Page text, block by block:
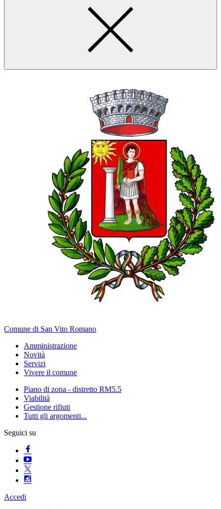
Comune di San Vito Romano
Amministrazione
Novità
Servizi
Vivere il comune
Piano di zona - distretto RM5.5
Viabilità
Gestione rifiuti
Tutti gli argomenti...
Seguici su
Accedi